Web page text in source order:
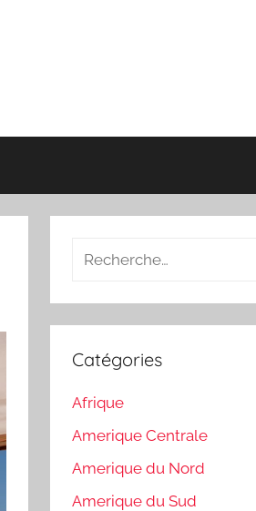
Recherche
:
Catégories
Afrique
Amerique Centrale
Amerique du Nord
Amerique du Sud